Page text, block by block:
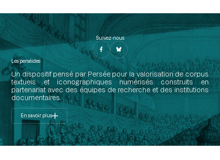
Suivez-nous
Les perséides
Un dispositif pensé par Persée pour la valorisation de corpus
textuels et iconographiques numérisés construits en
partenariat avec des équipes de recherche et des institutions
documentaires.
En savoir plus